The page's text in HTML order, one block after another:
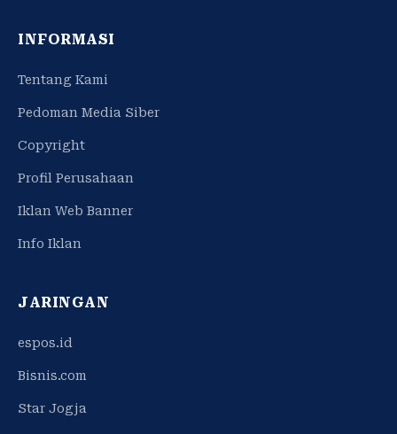
INFORMASI
Tentang Kami
Pedoman Media Siber
Copyright
Profil Perusahaan
Iklan Web Banner
Info Iklan
JARINGAN
espos.id
Bisnis.com
Star Jogja